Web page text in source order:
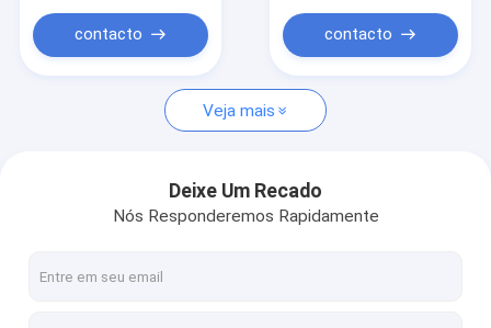
contacto contacto
Veja mais
Deixe Um Recado
Nós Responderemos Rapidamente